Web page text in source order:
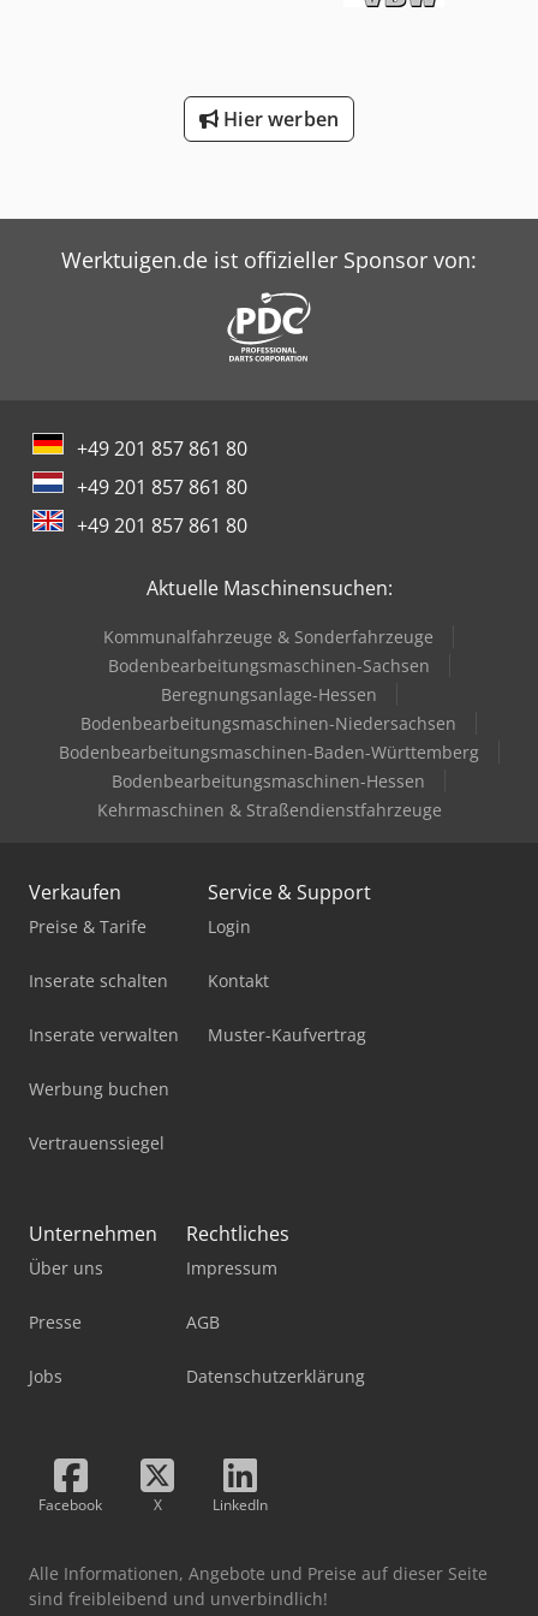
Hier werben
Werktuigen.de ist offizieller Sponsor von:
+49 201 857 861 80
+49 201 857 861 80
+49 201 857 861 80
Aktuelle Maschinensuchen:
Kommunalfahrzeuge & Sonderfahrzeuge
Bodenbearbeitungsmaschinen-Sachsen
Beregnungsanlage-Hessen
Bodenbearbeitungsmaschinen-Niedersachsen
Bodenbearbeitungsmaschinen-Baden-Württemberg
Bodenbearbeitungsmaschinen-Hessen
Kehrmaschinen & Straßendienstfahrzeuge
Verkaufen
Preise & Tarife
Inserate schalten
Inserate verwalten
Werbung buchen
Vertrauenssiegel
Service & Support
Login
Kontakt
Muster-Kaufvertrag
Unternehmen
Über uns
Presse
Jobs
Rechtliches
Impressum
AGB
Datenschutzerklärung
Facebook X LinkedIn
Alle Informationen, Angebote und Preise auf dieser Seite
sind freibleibend und unverbindlich!